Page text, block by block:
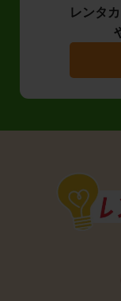
レンタ